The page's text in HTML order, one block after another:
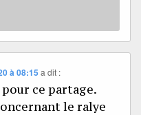
à 08:15 a dit :
ce partage.
le ralye